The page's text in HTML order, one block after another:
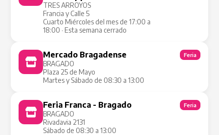
TRES ARROYOS
Francia y Calle 5
Cuarto Miércoles del mes de 17:00 a
18:00 · Esta semana cerrado
Mercado Bragadense
BRAGADO
Plaza 25 de Mayo
Martes y Sábado de 08:30 a 13:00
Feria
Feria Franca - Bragado
BRAGADO
Rivadavia 2131
Sábado de 08:30 a 13:00
Feria